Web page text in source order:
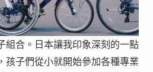
組合。日本讓我印象深刻的一點
孩子們從小就開始參加各種專業